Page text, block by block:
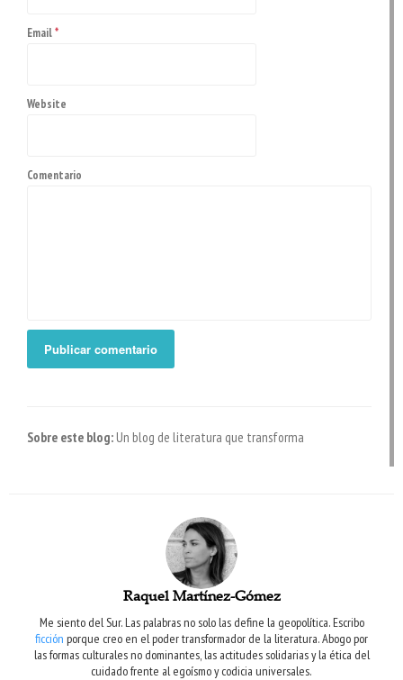
Email*
Website
Comentario
Sobre este blog:Un blog de literatura que transforma
Raquel Martínez-Gómez
Me siento del Sur. Las palabras no solo las define la geopolítica. Escribo
ficción porque creo en el poder transformador de la literatura. Abogo por
las formas culturales no dominantes, las actitudes solidarias y la ética del
cuidado frente al egoísmo y codicia universales.